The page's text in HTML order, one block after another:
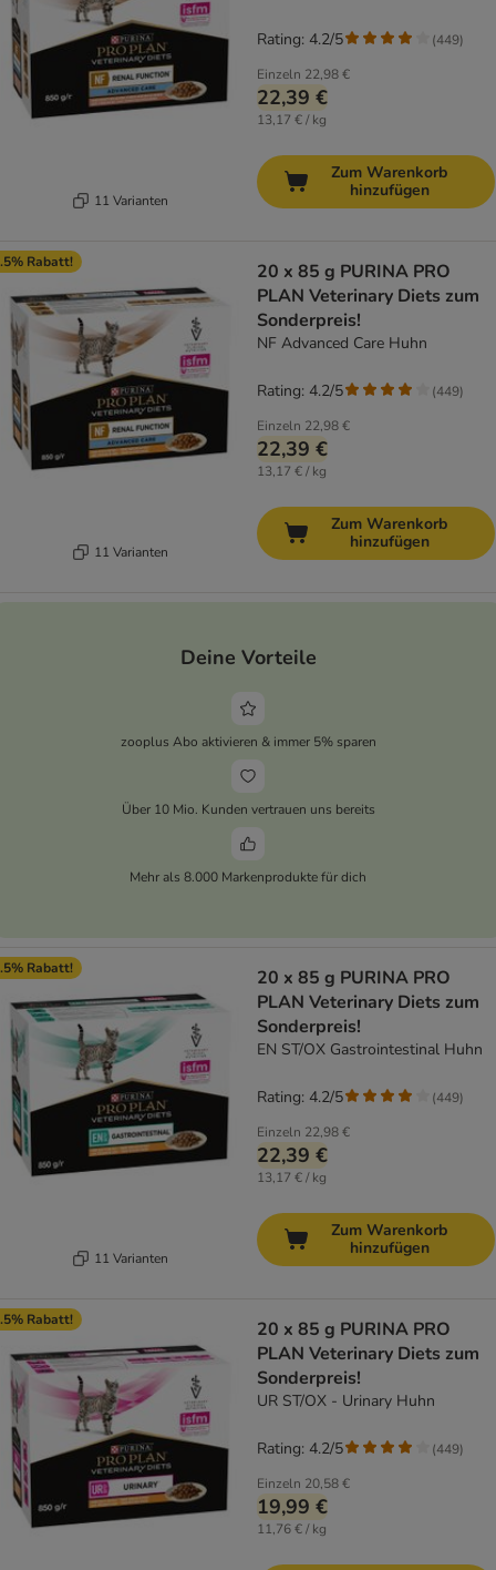
11 Varianten
Einzeln 22,98 €
22,39 €
13,17 € / kg
Rating: 4.2/5 (449)
Zum Warenkorb
hinzufügen
Rabatt!
11 Varianten
20 x 85 g PURINA PRO
PLAN Veterinary Diets zum
Sonderpreis!
NF Advanced Care Huhn
Einzeln 22,98 €
22,39 €
13,17 € / kg
Rating: 4.2/5 (449)
Zum Warenkorb
hinzufügen
Deine Vorteile
zooplus Abo aktivieren & immer 5% sparen
Über 10 Mio. Kunden vertrauen uns bereits
Mehr als 8.000 Markenprodukte für dich
Rabatt!
11 Varianten
20 x 85 g PURINA PRO
PLAN Veterinary Diets zum
Sonderpreis!
EN ST/OX Gastrointestinal Huhn
Einzeln 22,98 €
22,39 €
13,17 € / kg
Rating: 4.2/5 (449)
Zum Warenkorb
hinzufügen
Rabatt!
20 x 85 g PURINA PRO
PLAN Veterinary Diets zum
Sonderpreis!
UR ST/OX - Urinary Huhn
Einzeln 20,58 €
19,99 €
11,76 € / kg
Rating: 4.2/5 (449)